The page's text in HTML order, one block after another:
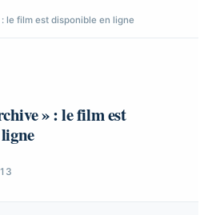
le film est disponible en ligne
» : le film est